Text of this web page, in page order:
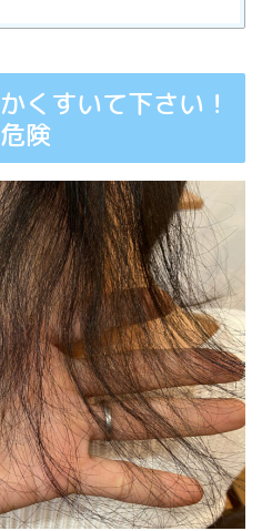
くすいて下さい！
険